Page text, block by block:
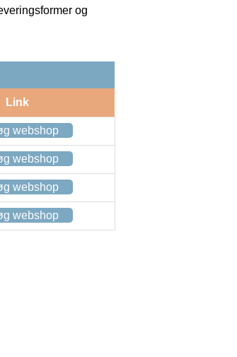
og
Link
webshop
webshop
webshop
webshop